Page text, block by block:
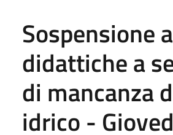
Sospensione
didattiche a
di mancanza
idrico -